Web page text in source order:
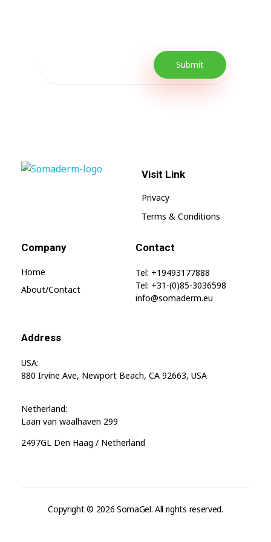
Visit Link
Privacy
Terms & Conditions
Company
Home
About/contact
Contact
Tel: +19493177888
Tel: +31-(0)85-3036598
info@somaderm.eu
Address
USA:
880 Irvine Ave, Newport Beach, CA 92663, USA
Netherland:
Laan van waalhaven 299
2497GL Den Haag / Netherland
Copyright © 2026 SomaGel. All rights reserved.